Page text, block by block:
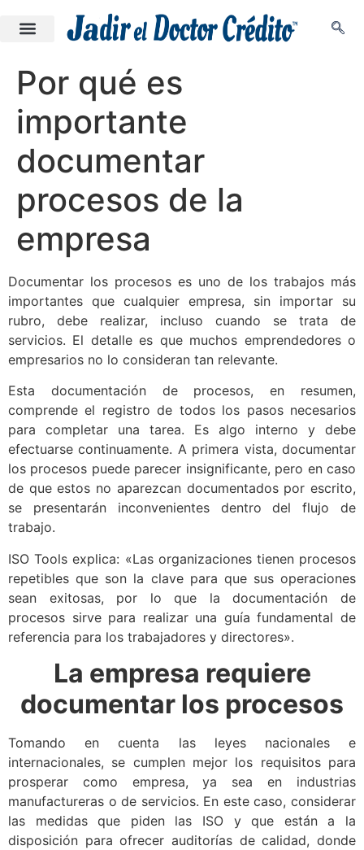
Por qué es
importante
documentar
procesos de la
empresa
Documentar los procesos es uno de los trabajos más
importantes que cualquier empresa, sin importar su
rubro, debe realizar, incluso cuando se trata de
servicios. El detalle es que muchos emprendedores o
empresarios no lo consideran tan relevante.
Esta documentación de procesos, en resumen,
comprende el registro de todos los pasos necesarios
para completar una tarea. Es algo interno y debe
efectuarse continuamente. A primera vista, documentar
los procesos puede parecer insignificante, pero en caso
de que estos no aparezcan documentados por escrito,
se presentarán inconvenientes dentro del flujo de
trabajo.
ISO Tools explica: «Las organizaciones tienen procesos
repetibles que son la clave para que sus operaciones
sean exitosas, por lo que la documentación de
procesos sirve para realizar una guía fundamental de
referencia para los trabajadores y directores».
La empresa requiere
documentar los procesos
Tomando en cuenta las leyes nacionales e
internacionales, se cumplen mejor los requisitos para
prosperar como empresa, ya sea en industrias
manufactureras o de servicios. En este caso, considerar
las medidas que piden las ISO y que están a la
disposición para ofrecer auditorías de calidad, donde